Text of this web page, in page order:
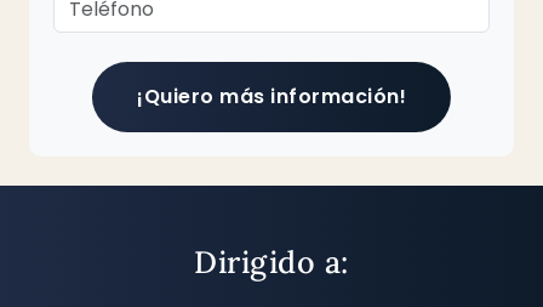
¡Quiero más información!
Dirigido a: